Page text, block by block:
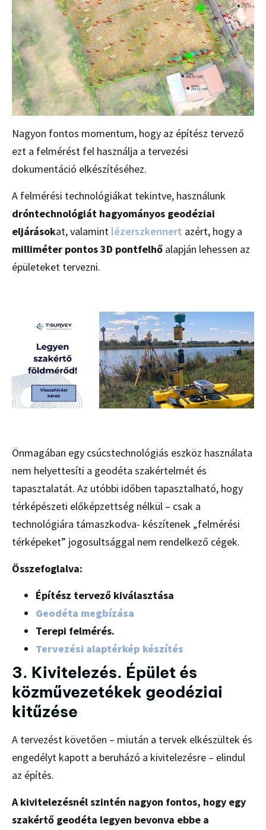
Nagyon fontos momentum, hogy az építész tervező
ezt a felmérést fel használja a tervezési
dokumentáció elkészítéséhez.
A felmérési technológiákat tekintve, használunk
dróntechnológiát hagyományos geodéziai
eljárásokat, valamint lézerszkennert azért, hogy a
milliméter pontos 3D pontfelhő alapján lehessen az
épületeket tervezni.
Önmagában egy csúcstechnológiás eszköz használata
nem helyettesíti a geodéta szakértelmét és
tapasztalatát. Az utóbbi időben tapasztalható, hogy
térképészeti előképzettség nélkül – csak a
technológiára támaszkodva- készítenek „felmérési
térképeket” jogosultsággal nem rendelkező cégek.
Összefoglalva:
Építész tervező kiválasztása
Geodéta megbízása
Terepi felmérés.
Tervezési alaptérkép készítés
3. Kivitelezés. Épület és
közművezetékek geodéziai
kitűzése
A tervezést követően – miután a tervek elkészültek és
engedélyt kapott a beruházó a kivitelezésre – elindul
az építés.
A kivitelezésnél szintén nagyon fontos, hogy egy
szakértő geodéta legyen bevonva ebbe a